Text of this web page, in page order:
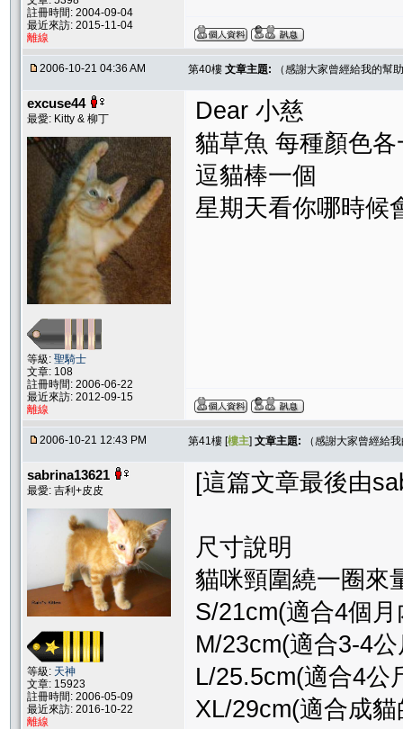
註冊時間: 2004-09-04
最近來訪: 2015-11-04
離線
2006-10-21 04:36 AM 第40樓 文章主題: （感謝大家曾經給我的幫
excuse44
最愛: Kitty & 柳丁
等級: 聖騎士
文章: 108
註冊時間: 2006-06-22
最近來訪: 2012-09-15
離線
Dear 小慈
貓草魚 每種顏色各
逗貓棒一個
星期天看你哪時候
2006-10-21 12:43 PM 第41樓 [樓主] 文章主題: （感謝大家曾經給
sabrina13621
最愛: 吉利+皮皮
等級: 天神
文章: 15923
註冊時間: 2006-05-09
最近來訪: 2016-10-22
離線
[這篇文章最後由
尺寸說明
貓咪頸圍繞一圈來
S/21cm(適合4個
M/23cm(適合3-4
L/25.5cm(適合4公
XL/29cm(適合成